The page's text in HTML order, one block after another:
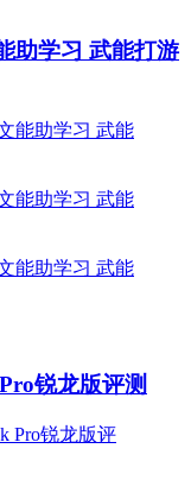
助学习 武能打游
锐龙版评测